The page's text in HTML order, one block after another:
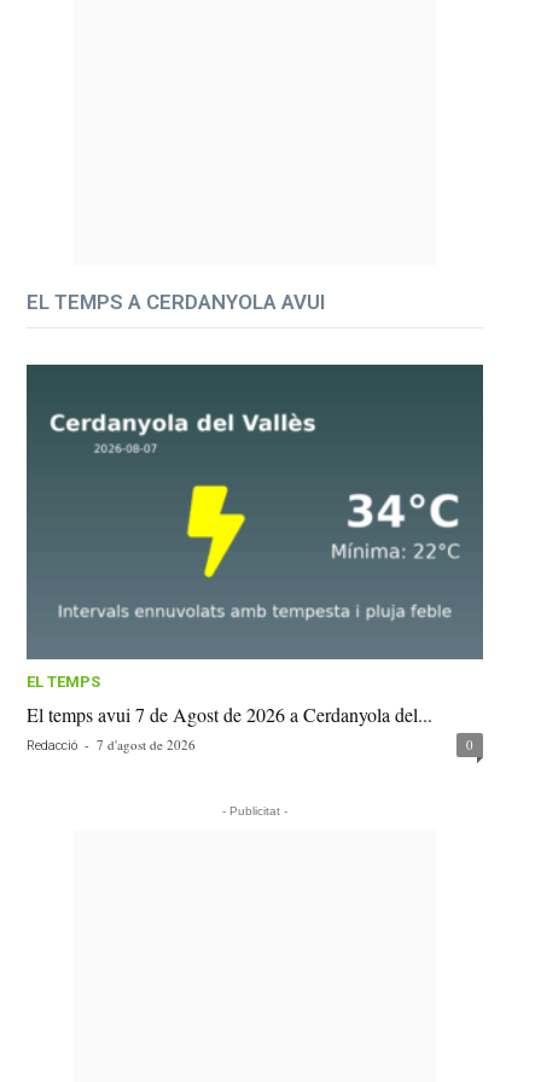
EL TEMPS A CERDANYOLA AVUI
EL TEMPS
El temps avui 7 de Agost de 2026 a Cerdanyola del...
Redacció - 7 d'agost de 2026 0
- Publicitat -